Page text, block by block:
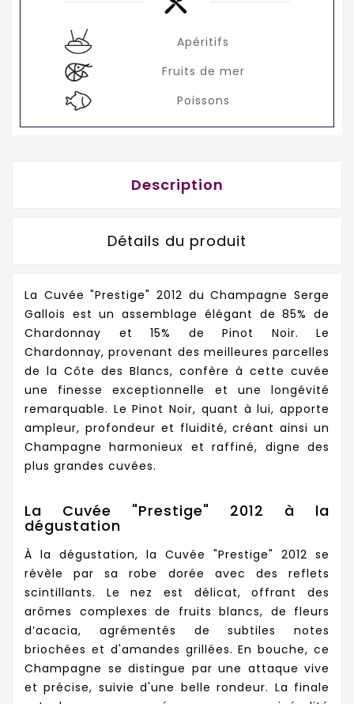
Apéritifs
Fruits de mer
Poissons
Description
Détails du produit
La Cuvée "Prestige" 2012 du Champagne Serge
Gallois est un assemblage élégant de 85% de
Chardonnay et 15% de Pinot Noir. Le
Chardonnay, provenant des meilleures parcelles
de la Côte des Blancs, confère à cette cuvée
une finesse exceptionnelle et une longévité
remarquable. Le Pinot Noir, quant à lui, apporte
ampleur, profondeur et fluidité, créant ainsi un
Champagne harmonieux et raffiné, digne des
plus grandes cuvées.
La Cuvée "Prestige" 2012 à la
dégustation
À la dégustation, la Cuvée "Prestige" 2012 se
révèle par sa robe dorée avec des reflets
scintillants. Le nez est délicat, offrant des
arômes complexes de fruits blancs, de fleurs
d’acacia, agrémentés de subtiles notes
briochées et d'amandes grillées. En bouche, ce
Champagne se distingue par une attaque vive
et précise, suivie d'une belle rondeur. La finale